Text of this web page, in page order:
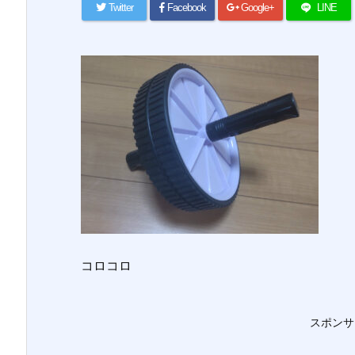
Twitter Facebook Google+ LINE
コロコロ
スポン